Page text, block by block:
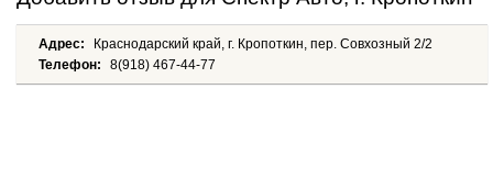
Адрес:
Краснодарский край, г. Кропоткин, пер. Совхозный 2/2
Телефон:
8(918) 467-44-77